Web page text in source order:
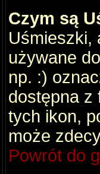
Czym są
Uśmieszki,
używane
np. :)
dostępna z
tych ikon,
może
Powrót do